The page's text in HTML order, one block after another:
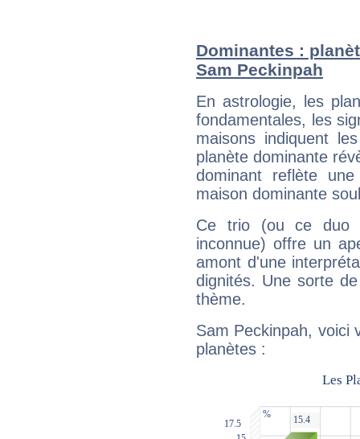
Dominantes :
Sam Peckinpah
En astrologie, les
fondamentales, les
maisons indiquent
planète dominante
dominant reflète
maison dominante
Ce trio (ou ce duo
inconnue) offre un
amont d'une
dignités. Une sorte
thème.
Sam Peckinpah, voici
planètes :